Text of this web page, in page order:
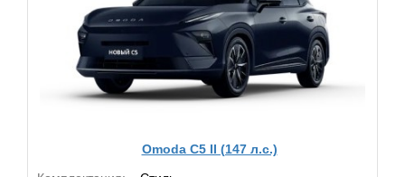
Omoda C5 II (147 л.с.)